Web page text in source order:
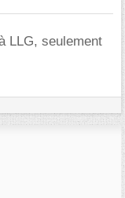
LLG, seulement